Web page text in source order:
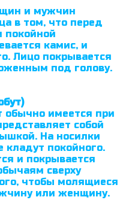
и мужчин
в том, что перед
покойной
камис, и
Лицо покрывается
под голову.
обычно имеется при
собой
На носилки
кладут покойного.
и по­крывается
сверху
чтобы молящиеся
или женщину.